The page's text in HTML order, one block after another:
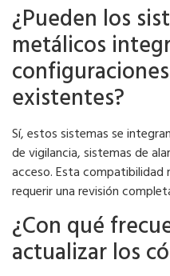
¿Pueden los
metálicos
existentes?
Sí, estos sistemas se
de vigilancia, sistemas de
acceso. Esta compatibilidad
requerir una revisión
¿Con qué
actualizar los